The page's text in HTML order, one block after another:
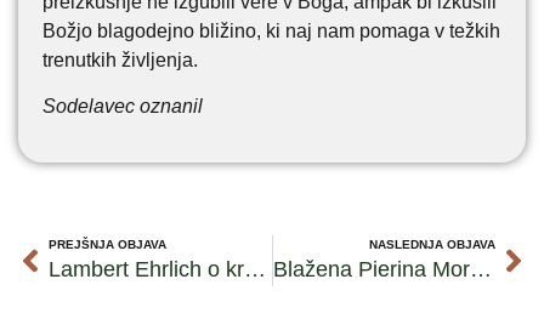
Božjo blagodejno bližino, ki naj nam pomaga v težkih
trenutkih življenja.
Sodelavec oznanil
PREJŠNJA OBJAVA
Lambert Ehrlich o krščanskem materinstvu
NASLEDNJA OBJAVA
Blažena Pierina Morosini